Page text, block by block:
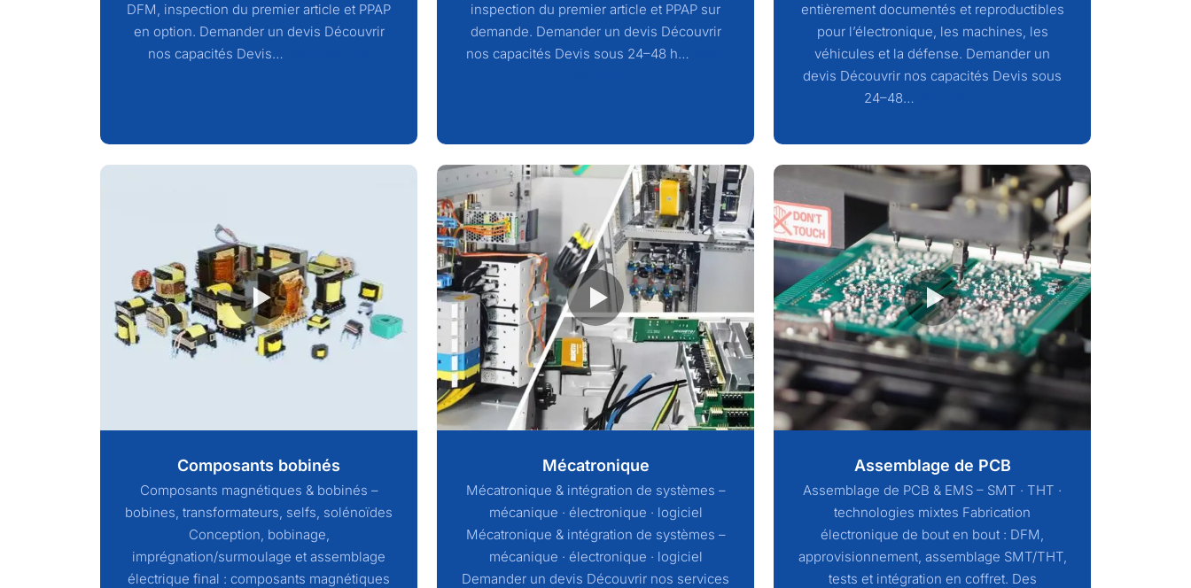
DFM, inspection du premier article et PPAP
en option. Demander un devis Découvrir
nos capacités Devis…
inspection du premier article et PPAP sur
demande. Demander un devis Découvrir
nos capacités Devis sous 24–48 h…
entièrement documentés et reproductibles
pour l’électronique, les machines, les
véhicules et la défense. Demander un
devis Découvrir nos capacités Devis sous
24–48…
Composants bobinés
Composants magnétiques & bobinés –
bobines, transformateurs, selfs, solénoïdes
Conception, bobinage,
imprégnation/surmoulage et assemblage
électrique final : composants magnétiques
Mécatronique
Mécatronique & intégration de systèmes –
mécanique · électronique · logiciel
Mécatronique & intégration de systèmes –
mécanique · électronique · logiciel
Demander un devis Découvrir nos services
Assemblage de PCB
Assemblage de PCB & EMS – SMT · THT ·
technologies mixtes Fabrication
électronique de bout en bout : DFM,
approvisionnement, assemblage SMT/THT,
tests et intégration en coffret. Des